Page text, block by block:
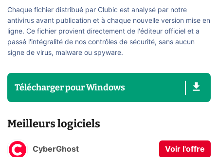
Chaque fichier distribué par Clubic est analysé par notre
antivirus avant publication et à chaque nouvelle version mise en
ligne. Ce fichier provient directement de l'éditeur officiel et a
passé l'intégralité de nos contrôles de sécurité, sans aucun
signe de virus, malware ou spyware.
TéléchargerpourWindows
Meilleurs logiciels
CyberGhost Voir l'offre